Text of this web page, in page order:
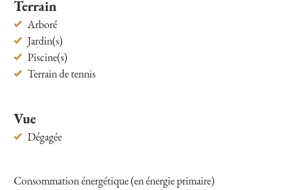
Terrain
Arboré
Jardin(s)
Piscine(s)
Terrain de tennis
Vue
Dégagée
Consommation énergétique (en énergie primaire)